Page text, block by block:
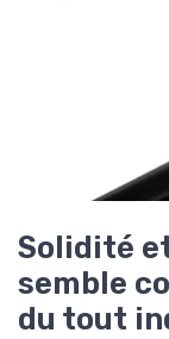
Solidité
semble
du tout